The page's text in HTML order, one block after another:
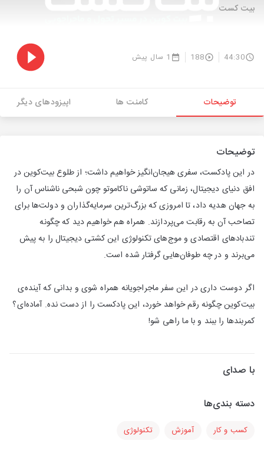
بیت کست
44:30
188 1 سال پیش
توضیحات کامنت ها اپیزودهای دیگر
توضیحات
در این پادکست، سفری هیجان‌انگیز خواهیم داشت؛ از طلوع بیت‌کوین در
افق دنیای دیجیتال، زمانی که ساتوشی ناکاموتو چون شبحی ناشناس آن را
به جهان هدیه داد، تا امروزی که بزرگ‌ترین سرمایه‌گذاران و دولت‌ها برای
تصاحب آن به رقابت می‌پردازند. همراه هم خواهیم دید که چگونه
تندبادهای اقتصادی و موج‌های تکنولوژی این کشتی دیجیتال را به پیش
می‌برند و در چه طوفان‌هایی گرفتار شده است.
اگر دوست داری در این سفر ماجراجویانه همراه شوی و بدانی که آینده‌ی
بیت‌کوین چگونه رقم خواهد خورد، این پادکست را از دست نده. آماده‌ای؟
کمربندها را ببند و با ما راهی شو!
با صدای
دسته بندی‌ها
کسب و کار آموزش تکنولوژی